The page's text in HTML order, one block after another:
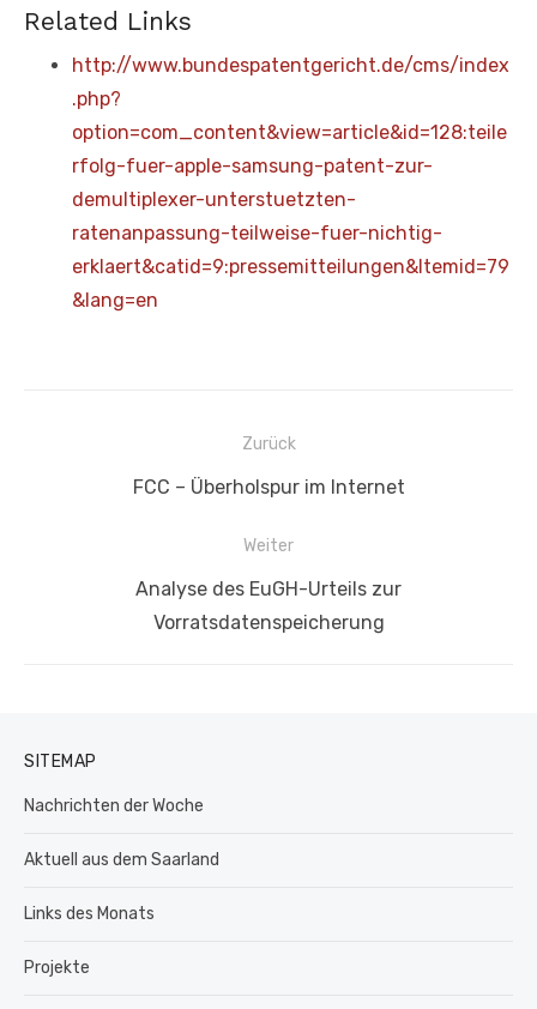
Related Links
http://www.bundespatentgericht.de/cms/index
.php?
option=com_content&view=article&id=128:teile
rfolg-fuer-apple-samsung-patent-zur-
demultiplexer-unterstuetzten-
ratenanpassung-teilweise-fuer-nichtig-
erklaert&catid=9:pressemitteilungen&Itemid=79
&lang=en
Beitragsnavigation
Zurück
Vorheriger
FCC – Überholspur im Internet
Weiter
Analyse des EuGH-Urteils zur
Vorratsdatenspeicherung
SITEMAP
Nachrichten der Woche
Aktuell aus dem Saarland
Links des Monats
Projekte